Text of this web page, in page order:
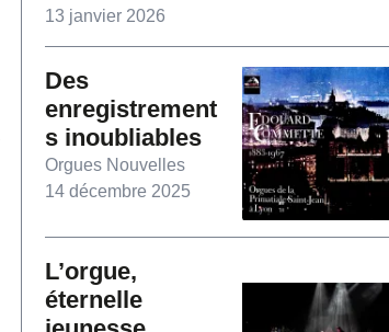
13 janvier 2026
Des
enregistrement
s inoubliables
Orgues Nouvelles
14 décembre 2025
L’orgue,
éternelle